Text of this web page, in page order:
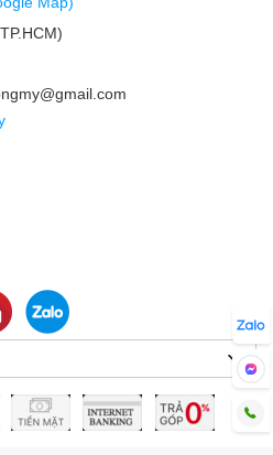
các tùy chọn gồm:
4G
màu sắc đi kèm